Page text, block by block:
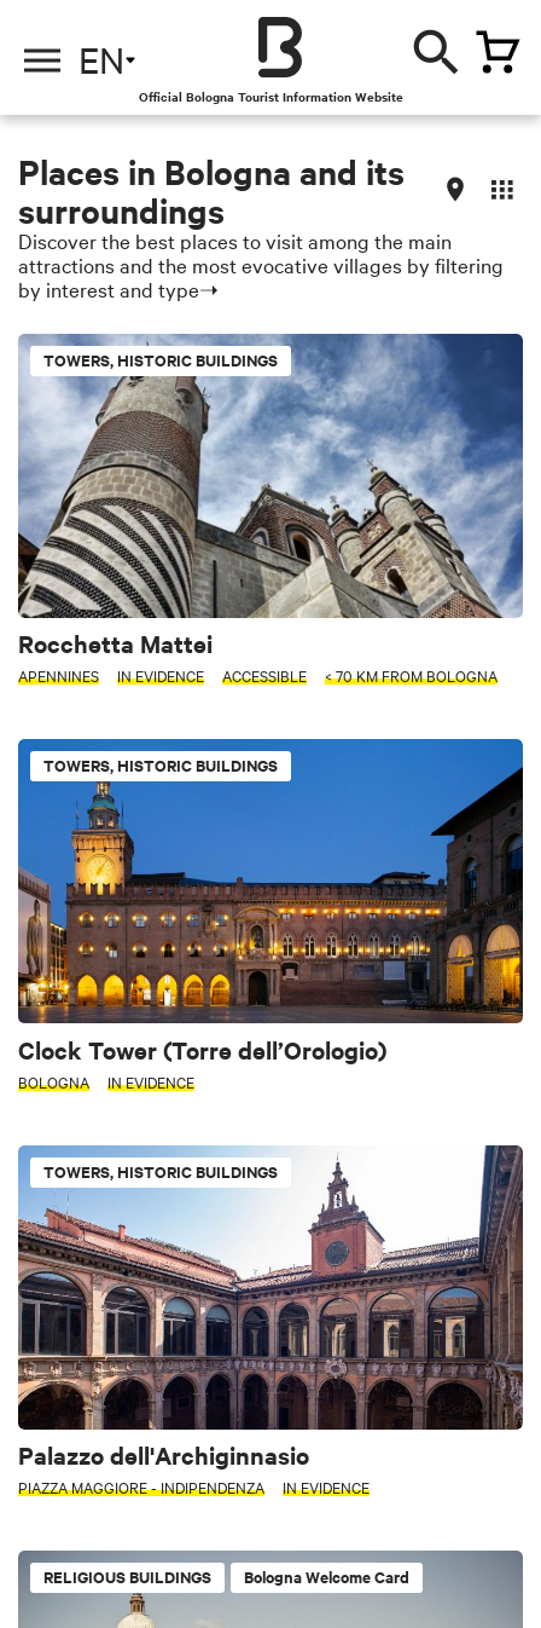
EN
Official Bologna Tourist Information Website
Places in Bologna and its
surroundings
Discover the best places to visit among the main
attractions and the most evocative villages by filtering
by interest and type➝
TOWERS, HISTORIC BUILDINGS
Rocchetta Mattei
APENNINES IN EVIDENCE ACCESSIBLE < 70 KM FROM BOLOGNA
TOWERS, HISTORIC BUILDINGS
Clock Tower (Torre dell’Orologio)
BOLOGNA IN EVIDENCE
TOWERS, HISTORIC BUILDINGS
Palazzo dell'Archiginnasio
PIAZZA MAGGIORE - INDIPENDENZA IN EVIDENCE
RELIGIOUS BUILDINGS Bologna Welcome Card